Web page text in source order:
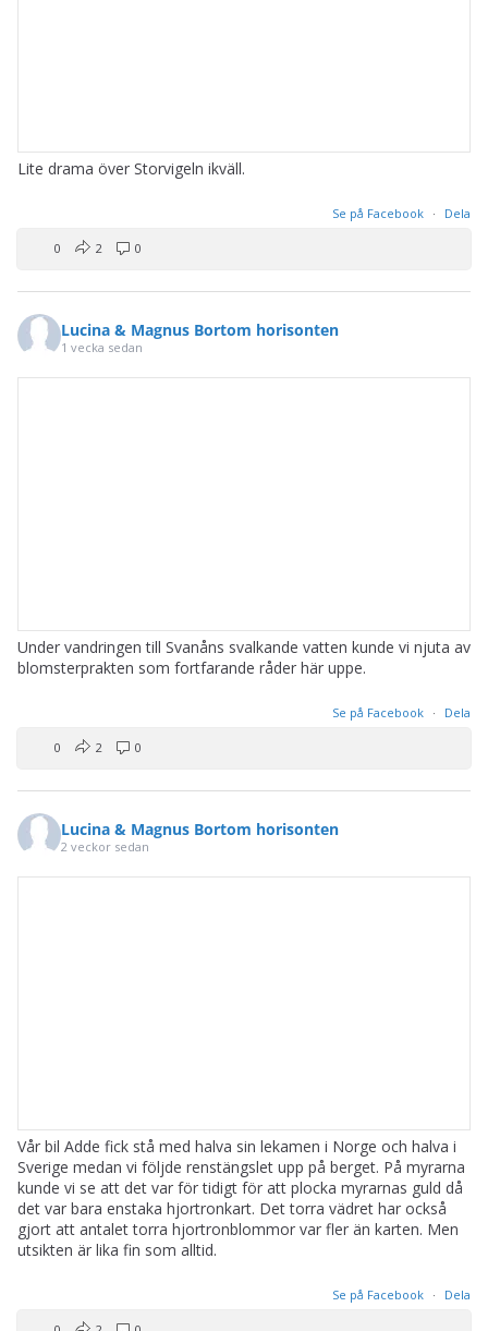
Lite drama över Storvigeln ikväll.
Se på Facebook · Dela
0 2 0
Lucina & Magnus Bortom horisonten
1 vecka sedan
Under vandringen till Svanåns svalkande vatten kunde vi njuta av
blomsterprakten som fortfarande råder här uppe.
Se på Facebook · Dela
0 2 0
Lucina & Magnus Bortom horisonten
2 veckor sedan
Vår bil Adde fick stå med halva sin lekamen i Norge och halva i
Sverige medan vi följde renstängslet upp på berget. På myrarna
kunde vi se att det var för tidigt för att plocka myrarnas guld då
det var bara enstaka hjortronkart. Det torra vädret har också
gjort att antalet torra hjortronblommor var fler än karten. Men
utsikten är lika fin som alltid.
Se på Facebook · Dela